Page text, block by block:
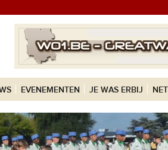
EVENEMENTEN JE WAS ERBIJ